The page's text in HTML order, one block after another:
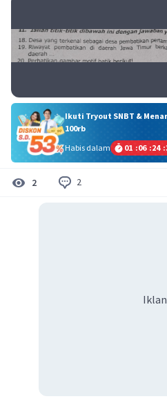
Ikuti Tryout SNBT &
100rb
Habis dalam
01 :06 :24 :
2 2
Iklan